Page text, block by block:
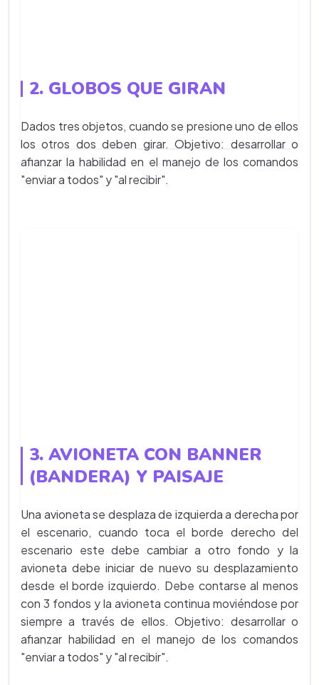
2. GLOBOS QUE GIRAN
Dados tres objetos, cuando se presione uno de ellos
los otros dos deben girar. Objetivo: desarrollar o
afianzar la habilidad en el manejo de los comandos
"enviar a todos" y "al recibir".
3. AVIONETA CON BANNER
(BANDERA) Y PAISAJE
Una avioneta se desplaza de izquierda a derecha por
el escenario, cuando toca el borde derecho del
escenario este debe cambiar a otro fondo y la
avioneta debe iniciar de nuevo su desplazamiento
desde el borde izquierdo. Debe contarse al menos
con 3 fondos y la avioneta continua moviéndose por
siempre a través de ellos. Objetivo: desarrollar o
afianzar habilidad en el manejo de los comandos
"enviar a todos" y "al recibir".